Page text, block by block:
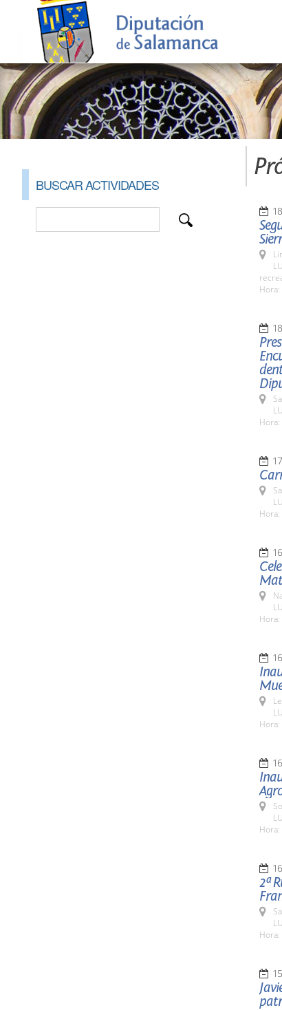
BUSCAR ACTIVIDADES
2ª